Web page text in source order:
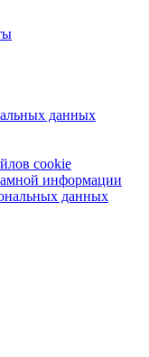
данных
cookie
информации
данных